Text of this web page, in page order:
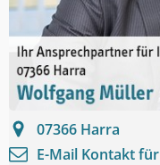
07366 Harra
E-Mail Kontakt für